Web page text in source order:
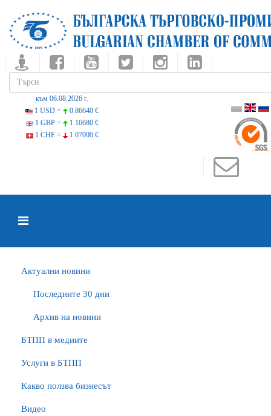
към 06.08.2026 г.
1 USD =
0.86640 €
1 GBP =
1.16680 €
1 CHF =
1.07000 €
Актуални новини
Последните 30 дни
Архив на новини
БTПП в медиите
Услуги в БТПП
Какво ползва бизнесът
Видео